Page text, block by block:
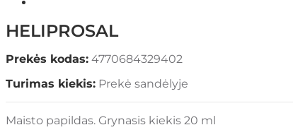
HELIPROSAL
Prekės kodas: 4770684329402
Turimas kiekis: Prekė sandėlyje
Maisto papildas. Grynasis kiekis 20 ml